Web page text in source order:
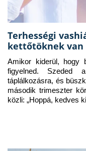
Terhességi
kettőtöknek van
Amikor kiderül, hogy
figyelned. Szeded
táplálkozásra, és
második trimeszter
közli: „Hoppá, kedves